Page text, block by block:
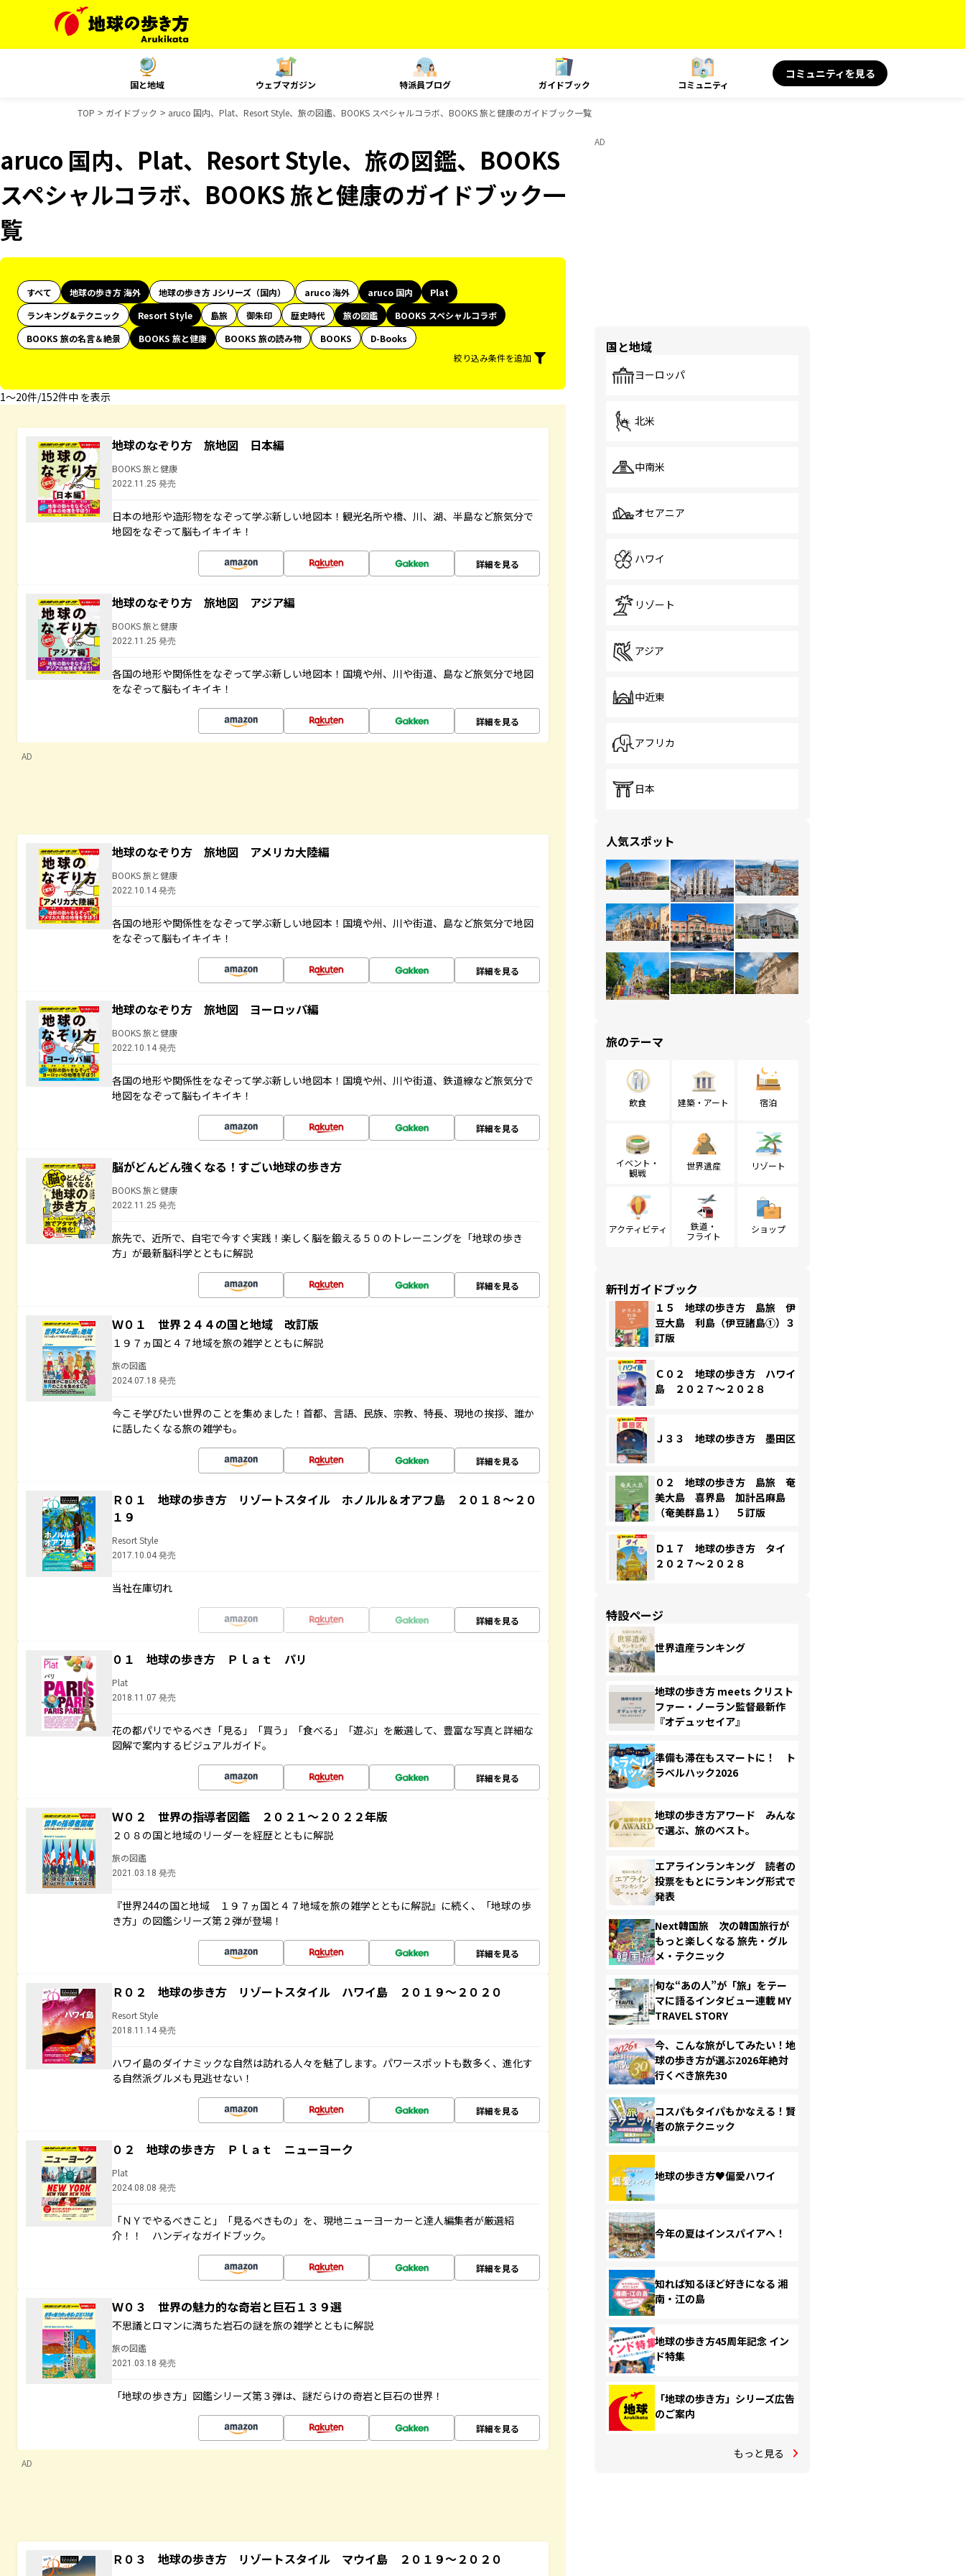
国と地域 ウェブマガジン 特派員ブログ ガイドブック コミュニティ
コミュニティを見る
TOP ガイドブック aruco 国内、Plat、Resort Style、旅の図鑑、BOOKS スペシャルコラボ、BOOKS 旅と健康のガイドブック一覧
aruco 国内、Plat、Resort Style、旅の図鑑、BOOKS
スペシャルコラボ、BOOKS 旅と健康のガイドブック一
覧
すべて 地球の歩き方 海外 地球の歩き方 Jシリーズ（国内） aruco 海外 aruco 国内
Plat
ランキング&テクニック
Resort Style 島旅 御朱印 歴史時代 旅の図鑑
BOOKS スペシャルコラボ
BOOKS 旅の名言＆絶景
BOOKS 旅と健康 BOOKS 旅の読み物 BOOKS
D-Books
絞り込み条件を追加
1〜20件/152件中 を表示
地球のなぞり方 旅地図 日本編
BOOKS 旅と健康
2022.11.25 発売
日本の地形や造形物をなぞって学ぶ新しい地図本！観光名所や橋、川、湖、半島など旅気分で
地図をなぞって脳もイキイキ！
詳細を見る
地球のなぞり方 旅地図 アジア編
BOOKS 旅と健康
2022.11.25 発売
各国の地形や関係性をなぞって学ぶ新しい地図本！国境や州、川や街道、島など旅気分で地図
をなぞって脳もイキイキ！
詳細を見る
AD
地球のなぞり方 旅地図 アメリカ大陸編
BOOKS 旅と健康
2022.10.14 発売
各国の地形や関係性をなぞって学ぶ新しい地図本！国境や州、川や街道、島など旅気分で地図
をなぞって脳もイキイキ！
詳細を見る
地球のなぞり方 旅地図 ヨーロッパ編
BOOKS 旅と健康
2022.10.14 発売
各国の地形や関係性をなぞって学ぶ新しい地図本！国境や州、川や街道、鉄道線など旅気分で
地図をなぞって脳もイキイキ！
詳細を見る
脳がどんどん強くなる！すごい地球の歩き方
BOOKS 旅と健康
2022.11.25 発売
旅先で、近所で、自宅で今すぐ実践！楽しく脳を鍛える５０のトレーニングを「地球の歩き
方」が最新脳科学とともに解説
詳細を見る
Ｗ０１ 世界２４４の国と地域 改訂版
１９７ヵ国と４７地域を旅の雑学とともに解説
旅の図鑑
2024.07.18 発売
今こそ学びたい世界のことを集めました！首都、言語、民族、宗教、特長、現地の挨拶、誰か
に話したくなる旅の雑学も。
詳細を見る
Ｒ０１ 地球の歩き方 リゾートスタイル ホノルル＆オアフ島 ２０１８～２０
１９
Resort Style
2017.10.04 発売
当社在庫切れ
詳細を見る
０１ 地球の歩き方 Ｐｌａｔ パリ
Plat
2018.11.07 発売
花の都パリでやるべき「見る」「買う」「食べる」「遊ぶ」を厳選して、豊富な写真と詳細な
図解で案内するビジュアルガイド。
詳細を見る
Ｗ０２ 世界の指導者図鑑 ２０２１～２０２２年版
２０８の国と地域のリーダーを経歴とともに解説
旅の図鑑
2021.03.18 発売
『世界244の国と地域 １９７ヵ国と４７地域を旅の雑学とともに解説』に続く、「地球の歩
き方」の図鑑シリーズ第２弾が登場！
詳細を見る
Ｒ０２ 地球の歩き方 リゾートスタイル ハワイ島 ２０１９～２０２０
Resort Style
2018.11.14 発売
ハワイ島のダイナミックな自然は訪れる人々を魅了します。パワースポットも数多く、進化す
る自然派グルメも見逃せない！
詳細を見る
０２ 地球の歩き方 Ｐｌａｔ ニューヨーク
Plat
2024.08.08 発売
「ＮＹでやるべきこと」「見るべきもの」を、現地ニューヨーカーと達人編集者が厳選紹
介！！ ハンディなガイドブック。
詳細を見る
Ｗ０３ 世界の魅力的な奇岩と巨石１３９選
不思議とロマンに満ちた岩石の謎を旅の雑学とともに解説
旅の図鑑
2021.03.18 発売
「地球の歩き方」図鑑シリーズ第３弾は、謎だらけの奇岩と巨石の世界！
詳細を見る
AD
Ｒ０３ 地球の歩き方 リゾートスタイル マウイ島 ２０１９～２０２０
AD
国と地域
ヨーロッパ
北米
中南米
オセアニア
ハワイ
リゾート
アジア
中近東
アフリカ
日本
人気スポット
旅のテーマ
飲食 建築・アート 宿泊
イベント・
観戦
世界遺産 リゾート
アクティビティ
鉄道・
フライト
ショップ
新刊ガイドブック
１５ 地球の歩き方 島旅 伊
豆大島 利島（伊豆諸島①）３
訂版
Ｃ０２ 地球の歩き方 ハワイ
島 ２０２７～２０２８
Ｊ３３ 地球の歩き方 墨田区
０２ 地球の歩き方 島旅 奄
美大島 喜界島 加計呂麻島
（奄美群島１） ５訂版
Ｄ１７ 地球の歩き方 タイ
２０２７～２０２８
特設ページ
世界遺産ランキング
地球の歩き方 meets クリスト
ファー・ノーラン監督最新作
『オデュッセイア』
準備も滞在もスマートに！ ト
ラベルハック2026
地球の歩き方アワード みんな
で選ぶ、旅のベスト。
エアラインランキング 読者の
投票をもとにランキング形式で
発表
Next韓国旅 次の韓国旅行が
もっと楽しくなる 旅先・グル
メ・テクニック
旬な“あの人”が「旅」をテー
マに語るインタビュー連載 MY
TRAVEL STORY
今、こんな旅がしてみたい！地
球の歩き方が選ぶ2026年絶対
行くべき旅先30
コスパもタイパもかなえる！賢
者の旅テクニック
地球の歩き方♥偏愛ハワイ
今年の夏はインスパイアへ！
知れば知るほど好きになる 湘
南・江の島
地球の歩き方45周年記念 イン
ド特集
「地球の歩き方」シリーズ広告
のご案内
もっと見る